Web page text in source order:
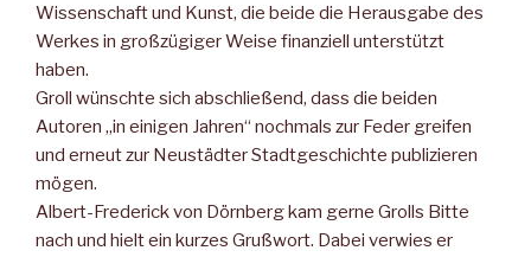
Wissenschaft und Kunst, die beide die Herausgabe des
Werkes in großzügiger Weise finanziell unterstützt
haben.
Groll wünschte sich abschließend, dass die beiden
Autoren „in einigen Jahren“ nochmals zur Feder greifen
und erneut zur Neustädter Stadtgeschichte publizieren
mögen.
Albert-Frederick von Dörnberg kam gerne Grolls Bitte
nach und hielt ein kurzes Grußwort. Dabei verwies er